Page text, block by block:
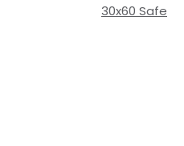
30x60 Safe